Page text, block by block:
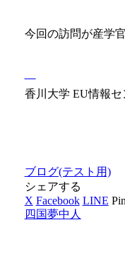
今回の訪問が産学
香川大学 EU
ブログ(テスト用)
シェアする
X Facebook LINE
四国夢中人